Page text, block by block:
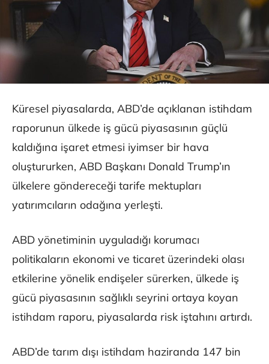
Küresel piyasalarda, ABD’de açıklanan istihdam
raporunun ülkede iş gücü piyasasının güçlü
kaldığına işaret etmesi iyimser bir hava
oluştururken, ABD Başkanı Donald Trump’ın
ülkelere göndereceği tarife mektupları
yatırımcıların odağına yerleşti.
ABD yönetiminin uyguladığı korumacı
politikaların ekonomi ve ticaret üzerindeki olası
etkilerine yönelik endişeler sürerken, ülkede iş
gücü piyasasının sağlıklı seyrini ortaya koyan
istihdam raporu, piyasalarda risk iştahını artırdı.
ABD’de tarım dışı istihdam haziranda 147 bin